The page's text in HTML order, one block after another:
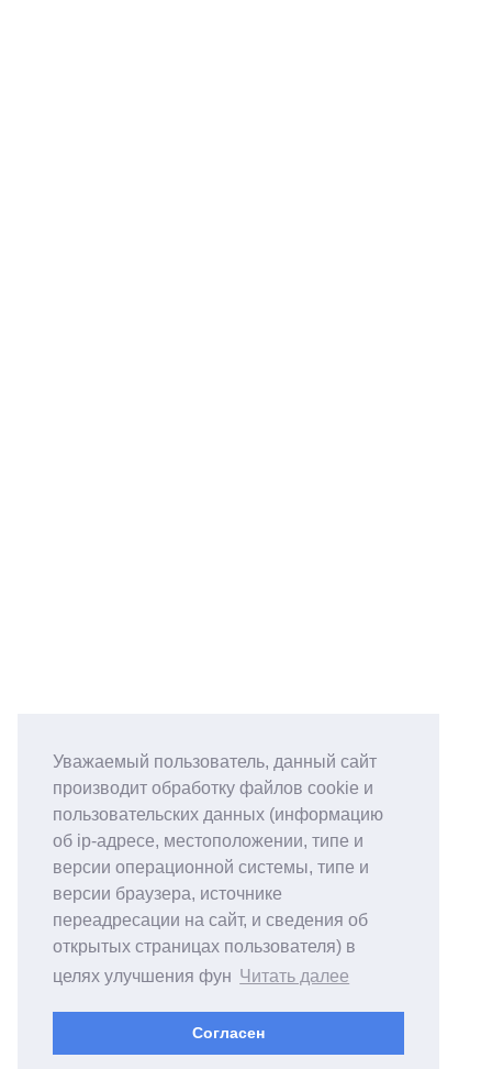
Уважаемый пользователь, данный сайт
производит обработку файлов cookie и
пользовательских данных (информацию
об ip-адресе, местоположении, типе и
версии операционной системы, типе и
версии браузера, источнике
переадресации на сайт, и сведения об
открытых страницах пользователя) в
целях улучшения фун Читать далее
Согласен